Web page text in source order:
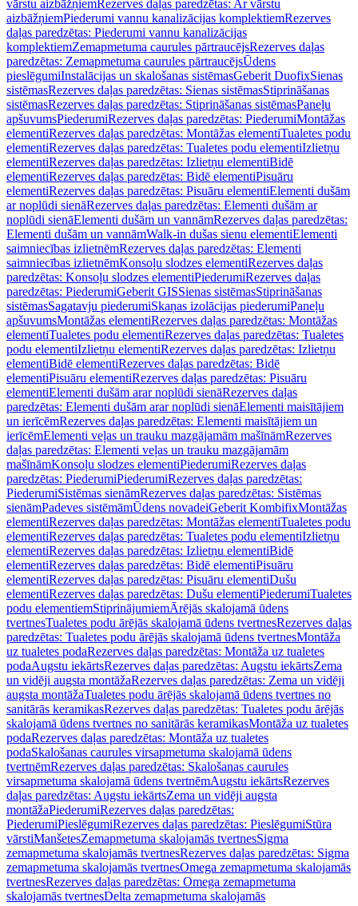
vārstu aizbāžņiemRezerves daļas paredzētas: Ar vārstu
aizbāžņiemPiederumi vannu kanalizācijas komplektiemRezerves
daļas paredzētas: Piederumi vannu kanalizācijas
komplektiemZemapmetuma caurules pārtraucējsRezerves daļas
paredzētas: Zemapmetuma caurules pārtraucējsŪdens
pieslēgumiInstalācijas un skalošanas sistēmasGeberit DuofixSienas
sistēmasRezerves daļas paredzētas: Sienas sistēmasStiprināšanas
sistēmasRezerves daļas paredzētas: Stiprināšanas sistēmasPaneļu
apšuvumsPiederumiRezerves daļas paredzētas: PiederumiMontāžas
elementiRezerves daļas paredzētas: Montāžas elementiTualetes podu
elementiRezerves daļas paredzētas: Tualetes podu elementiIzlietņu
elementiRezerves daļas paredzētas: Izlietņu elementiBidē
elementiRezerves daļas paredzētas: Bidē elementiPisuāru
elementiRezerves daļas paredzētas: Pisuāru elementiElementi dušām
ar noplūdi sienāRezerves daļas paredzētas: Elementi dušām ar
noplūdi sienāElementi dušām un vannāmRezerves daļas paredzētas:
Elementi dušām un vannāmWalk-in dušas sienu elementiElementi
saimniecības izlietnēmRezerves daļas paredzētas: Elementi
saimniecības izlietnēmKonsoļu slodzes elementiRezerves daļas
paredzētas: Konsoļu slodzes elementiPiederumiRezerves daļas
paredzētas: PiederumiGeberit GISSienas sistēmasStiprināšanas
sistēmasSagatavju piederumiSkaņas izolācijas piederumiPaneļu
apšuvumsMontāžas elementiRezerves daļas paredzētas: Montāžas
elementiTualetes podu elementiRezerves daļas paredzētas: Tualetes
podu elementiIzlietņu elementiRezerves daļas paredzētas: Izlietņu
elementiBidē elementiRezerves daļas paredzētas: Bidē
elementiPisuāru elementiRezerves daļas paredzētas: Pisuāru
elementiElementi dušām arar noplūdi sienāRezerves daļas
paredzētas: Elementi dušām arar noplūdi sienāElementi maisītājiem
un ierīcēmRezerves daļas paredzētas: Elementi maisītājiem un
ierīcēmElementi veļas un trauku mazgājamām mašīnāmRezerves
daļas paredzētas: Elementi veļas un trauku mazgājamām
mašīnāmKonsoļu slodzes elementiPiederumiRezerves daļas
paredzētas: PiederumiPiederumiRezerves daļas paredzētas:
PiederumiSistēmas sienāmRezerves daļas paredzētas: Sistēmas
sienāmPadeves sistēmāmŪdens novadeiGeberit KombifixMontāžas
elementiRezerves daļas paredzētas: Montāžas elementiTualetes podu
elementiRezerves daļas paredzētas: Tualetes podu elementiIzlietņu
elementiRezerves daļas paredzētas: Izlietņu elementiBidē
elementiRezerves daļas paredzētas: Bidē elementiPisuāru
elementiRezerves daļas paredzētas: Pisuāru elementiDušu
elementiRezerves daļas paredzētas: Dušu elementiPiederumiTualetes
podu elementiemStiprinājumiemĀrējās skalojamā ūdens
tvertnesTualetes podu ārējās skalojamā ūdens tvertnesRezerves daļas
paredzētas: Tualetes podu ārējās skalojamā ūdens tvertnesMontāža
uz tualetes podaRezerves daļas paredzētas: Montāža uz tualetes
podaAugstu iekārtsRezerves daļas paredzētas: Augstu iekārtsZema
un vidēji augsta montāžaRezerves daļas paredzētas: Zema un vidēji
augsta montāžaTualetes podu ārējās skalojamā ūdens tvertnes no
sanitārās keramikasRezerves daļas paredzētas: Tualetes podu ārējās
skalojamā ūdens tvertnes no sanitārās keramikasMontāža uz tualetes
podaRezerves daļas paredzētas: Montāža uz tualetes
podaSkalošanas caurules virsapmetuma skalojamā ūdens
tvertnēmRezerves daļas paredzētas: Skalošanas caurules
virsapmetuma skalojamā ūdens tvertnēmAugstu iekārtsRezerves
daļas paredzētas: Augstu iekārtsZema un vidēji augsta
montāžaPiederumiRezerves daļas paredzētas:
PiederumiPieslēgumiRezerves daļas paredzētas: PieslēgumiStūra
vārstiManšetesZemapmetuma skalojamās tvertnesSigma
zemapmetuma skalojamās tvertnesRezerves daļas paredzētas: Sigma
zemapmetuma skalojamās tvertnesOmega zemapmetuma skalojamās
tvertnesRezerves daļas paredzētas: Omega zemapmetuma
skalojamās tvertnesDelta zemapmetuma skalojamās